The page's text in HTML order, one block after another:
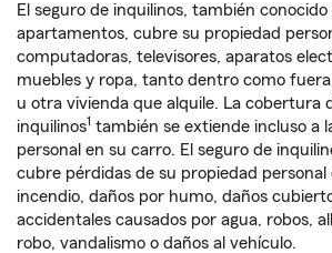
El seguro de inquilinos, también
apartamentos, cubre su propiedad
computadoras, televisores, aparatos
muebles y ropa, tanto dentro como
u otra vivienda que alquile. La cobertura
inquilinos1 también se extiende incluso a
personal en su carro. El seguro de
cubre pérdidas de su propiedad personal
incendio, daños por humo, daños
accidentales causados por agua, robos,
robo, vandalismo o daños al vehículo.